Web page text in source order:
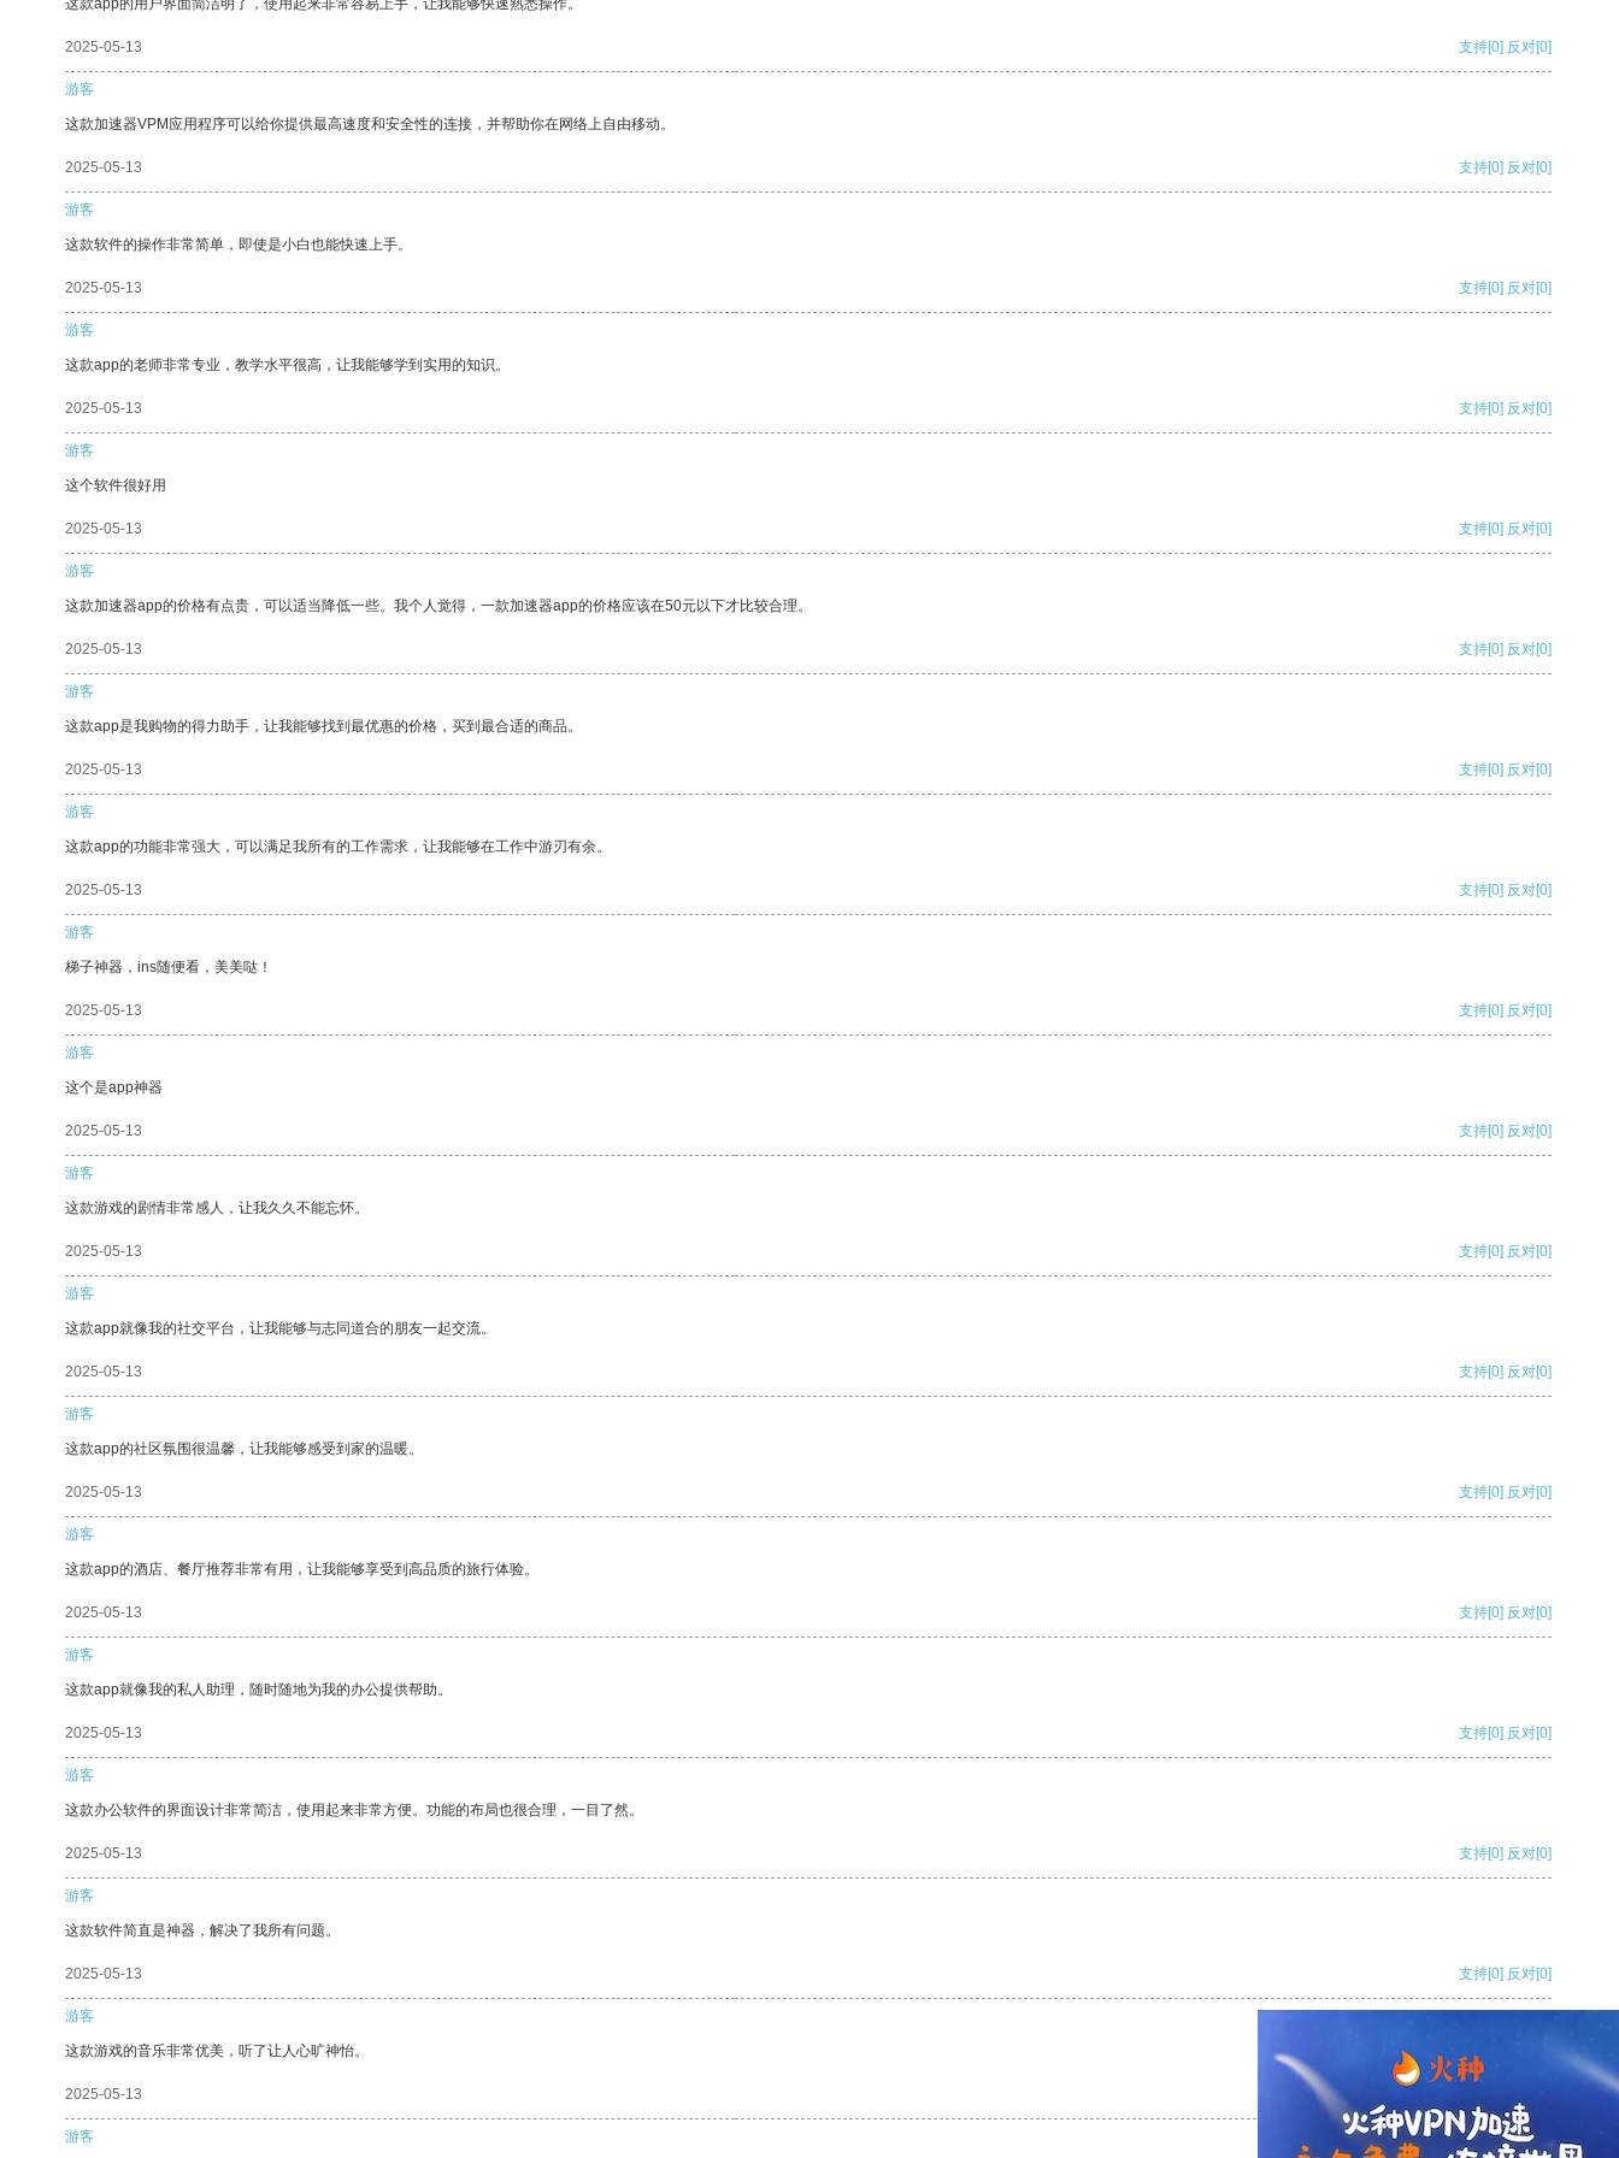
这款app的用户界面简洁明了，使用起来非常容易上手，让我能够快速熟悉操作。
2025-05-13 支持[0] 反对[0]
游客
这款加速器VPM应用程序可以给你提供最高速度和安全性的连接，并帮助你在网络上自由移动。
2025-05-13 支持[0] 反对[0]
游客
这款软件的操作非常简单，即使是小白也能快速上手。
2025-05-13 支持[0] 反对[0]
游客
这款app的老师非常专业，教学水平很高，让我能够学到实用的知识。
2025-05-13 支持[0] 反对[0]
游客
这个软件很好用
2025-05-13 支持[0] 反对[0]
游客
这款加速器app的价格有点贵，可以适当降低一些。我个人觉得，一款加速器app的价格应该在50元以下才比较合理。
2025-05-13 支持[0] 反对[0]
游客
这款app是我购物的得力助手，让我能够找到最优惠的价格，买到最合适的商品。
2025-05-13 支持[0] 反对[0]
游客
这款app的功能非常强大，可以满足我所有的工作需求，让我能够在工作中游刃有余。
2025-05-13 支持[0] 反对[0]
游客
梯子神器，ins随便看，美美哒！
2025-05-13 支持[0] 反对[0]
游客
这个是app神器
2025-05-13 支持[0] 反对[0]
游客
这款游戏的剧情非常感人，让我久久不能忘怀。
2025-05-13 支持[0] 反对[0]
游客
这款app就像我的社交平台，让我能够与志同道合的朋友一起交流。
2025-05-13 支持[0] 反对[0]
游客
这款app的社区氛围很温馨，让我能够感受到家的温暖。
2025-05-13 支持[0] 反对[0]
游客
这款app的酒店、餐厅推荐非常有用，让我能够享受到高品质的旅行体验。
2025-05-13 支持[0] 反对[0]
游客
这款app就像我的私人助理，随时随地为我的办公提供帮助。
2025-05-13 支持[0] 反对[0]
游客
这款办公软件的界面设计非常简洁，使用起来非常方便。功能的布局也很合理，一目了然。
2025-05-13 支持[0] 反对[0]
游客
这款软件简直是神器，解决了我所有问题。
2025-05-13 支持[0] 反对[0]
游客
这款游戏的音乐非常优美，听了让人心旷神怡。
2025-05-13
游客